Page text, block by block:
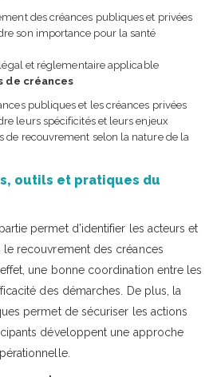
des créances publiques et privées
son importance pour la santé
et réglementaire applicable
de créances
publiques et les créances privées
leurs spécificités et leurs enjeux
de recouvrement selon la nature de la
outils et pratiques du
permet d’identifier les acteurs et
recouvrement des créances
une bonne coordination entre les
des démarches. De plus, la
permet de sécuriser les actions
développent une approche